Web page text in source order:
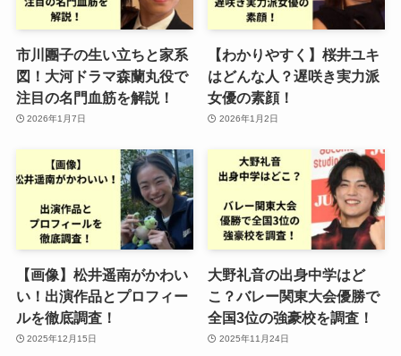
市川團子の生い立ちと家系
図！大河ドラマ森蘭丸役で
注目の名門血筋を解説！
2026年1月7日
【わかりやすく】桜井ユキ
はどんな人？遅咲き実力派
女優の素顔！
2026年1月2日
【画像】松井遥南がかわい
い！出演作品とプロフィー
ルを徹底調査！
2025年12月15日
大野礼音の出身中学はど
こ？バレー関東大会優勝で
全国3位の強豪校を調査！
2025年11月24日